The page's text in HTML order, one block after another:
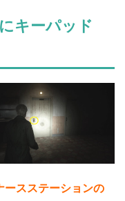
キーパッド
ースステーションの